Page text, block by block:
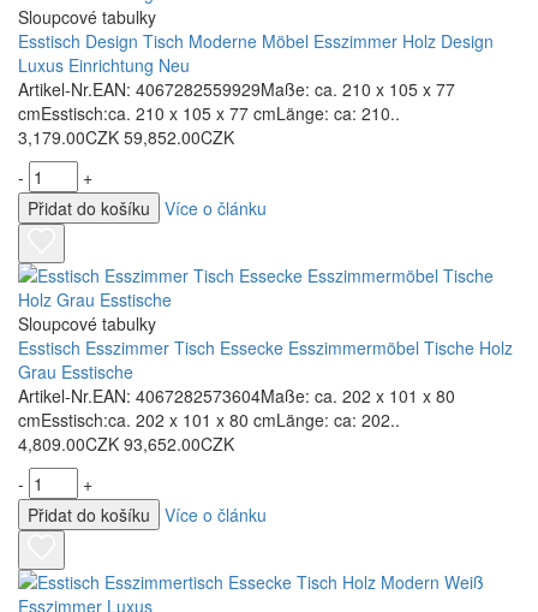
Sloupcové tabulky
Esstisch Design Tisch Moderne Möbel Esszimmer Holz Design
Luxus Einrichtung Neu
Artikel-Nr.EAN: 4067282559929Maße: ca. 210 x 105 x 77
cmEsstisch:ca. 210 x 105 x 77 cmLänge: ca: 210..
3,179.00CZK 59,852.00CZK
-
+
Přidat do košíku
Více o článku
Sloupcové tabulky
Esstisch Esszimmer Tisch Essecke Esszimmermöbel Tische Holz
Grau Esstische
Artikel-Nr.EAN: 4067282573604Maße: ca. 202 x 101 x 80
cmEsstisch:ca. 202 x 101 x 80 cmLänge: ca: 202..
4,809.00CZK 93,652.00CZK
-
+
Přidat do košíku
Více o článku